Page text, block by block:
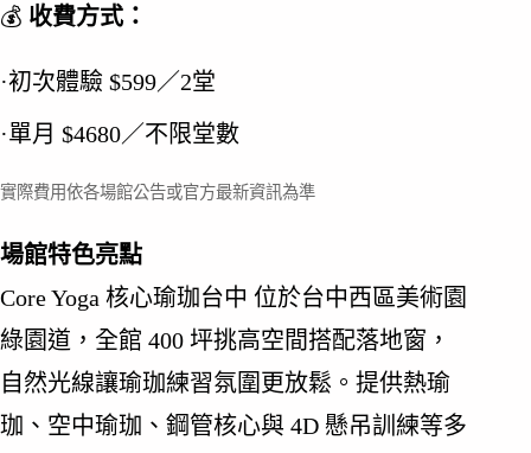
💰 收費方式：
·初次體驗 $599／2堂
·單月 $4680／不限堂數
實際費用依各場館公告或官方最新資訊為準
場館特色亮點
Core Yoga 核心瑜珈台中 位於台中西區美術園
綠園道，全館 400 坪挑高空間搭配落地窗，
自然光線讓瑜珈練習氛圍更放鬆。提供熱瑜
珈、空中瑜珈、鋼管核心與 4D 懸吊訓練等多